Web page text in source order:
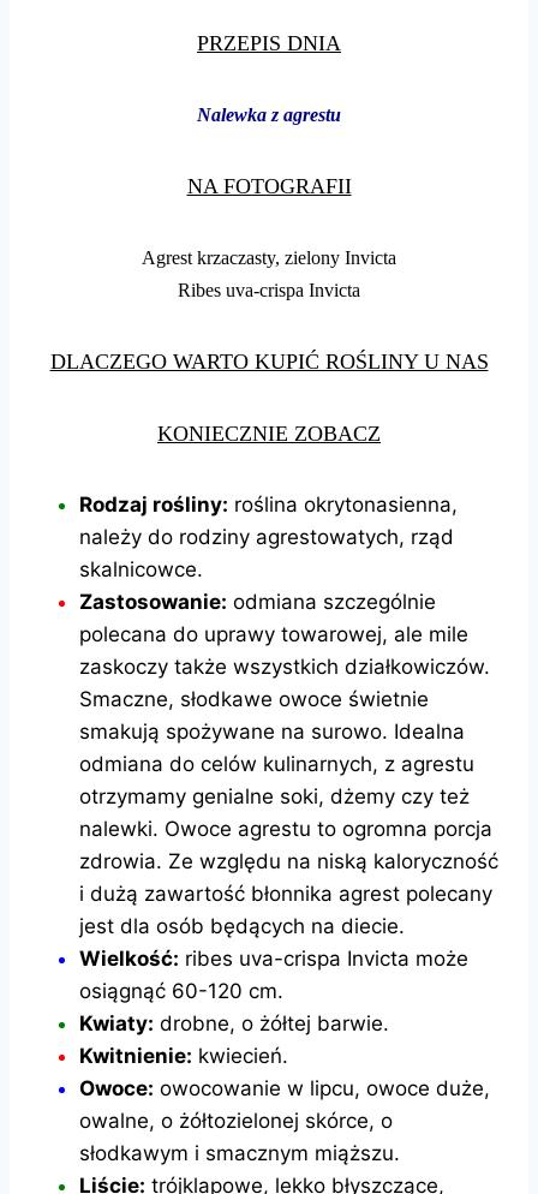
PRZEPIS DNIA
Nalewka z agrestu
NA FOTOGRAFII
Agrest krzaczasty, zielony Invicta
Ribes uva-crispa Invicta
DLACZEGO WARTO KUPIĆ ROŚLINY U NAS
KONIECZNIE ZOBACZ
Rodzaj rośliny: roślina okrytonasienna,
należy do rodziny agrestowatych, rząd
skalnicowce.
Zastosowanie: odmiana szczególnie
polecana do uprawy towarowej, ale mile
zaskoczy także wszystkich działkowiczów.
Smaczne, słodkawe owoce świetnie
smakują spożywane na surowo. Idealna
odmiana do celów kulinarnych, z agrestu
otrzymamy genialne soki, dżemy czy też
nalewki. Owoce agrestu to ogromna porcja
zdrowia. Ze względu na niską kaloryczność
i dużą zawartość błonnika agrest polecany
jest dla osób będących na diecie.
Wielkość: ribes uva-crispa Invicta może
osiągnąć 60-120 cm.
Kwiaty: drobne, o żółtej barwie.
Kwitnienie: kwiecień.
Owoce: owocowanie w lipcu, owoce duże,
owalne, o żółtozielonej skórce, o
słodkawym i smacznym miąższu.
Liście: trójklapowe, lekko błyszczące,